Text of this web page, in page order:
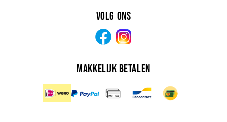
Volg ons
Facebook
Makkelijk betalen